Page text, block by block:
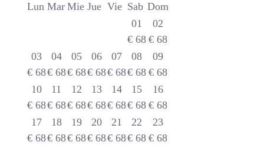
Lun Mar Mie Jue Vie Sab Dom
01
€ 68
02
€ 68
03
€ 68
04
€ 68
05
€ 68
06
€ 68
07
€ 68
08
€ 68
09
€ 68
10
€ 68
11
€ 68
12
€ 68
13
€ 68
14
€ 68
15
€ 68
16
€ 68
17
€ 68
18
€ 68
19
€ 68
20
€ 68
21
€ 68
22
€ 68
23
€ 68